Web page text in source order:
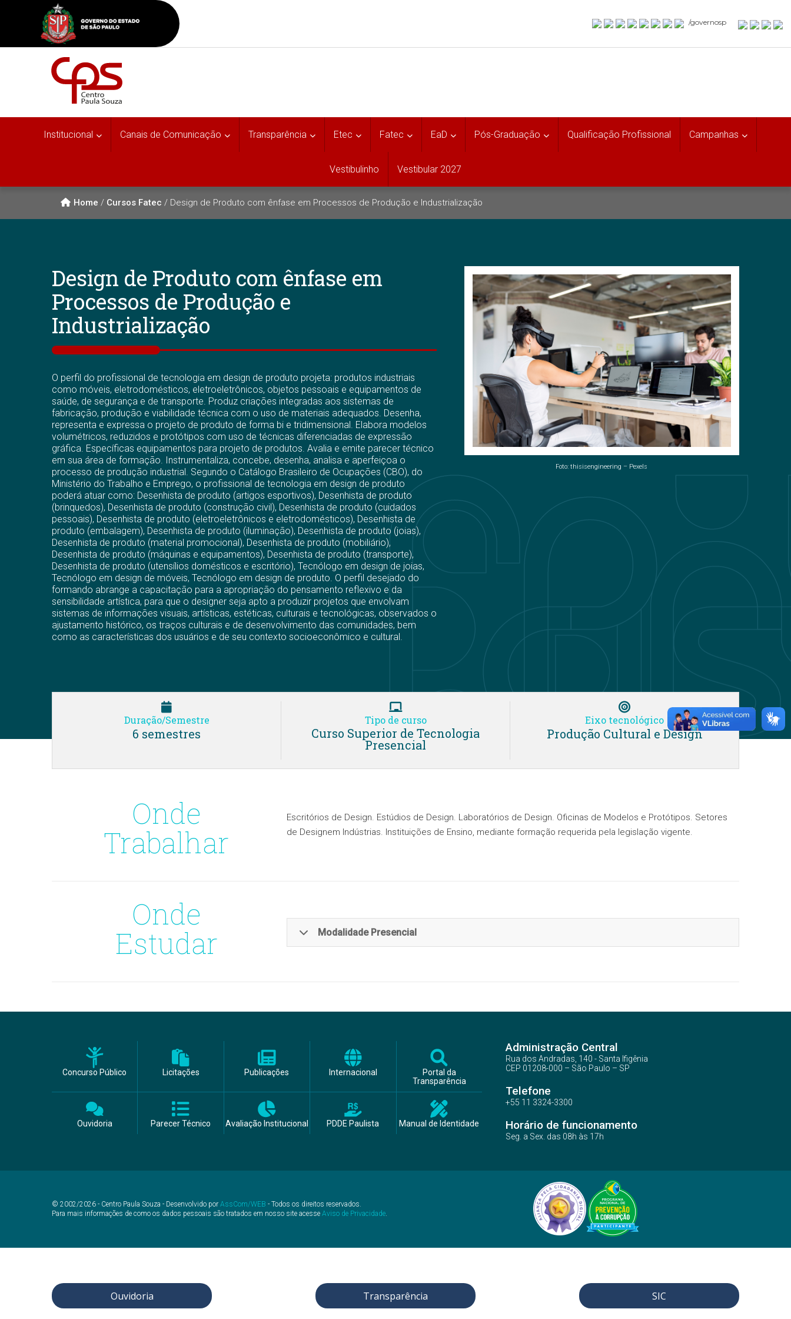
/governosp
Institucional Canais de Comunicação Transparência Etec Fatec EaD Pós-Graduação Qualificação Profissional Campanhas
Vestibulinho Vestibular 2027
Home / Cursos Fatec / Design de Produto com ênfase em Processos de Produção e Industrialização
Foto: thisisengineering – Pexels
Design de Produto com ênfase em
Processos de Produção e
Industrialização
O perfil do profissional de tecnologia em design de produto projeta: produtos industriais
como móveis, eletrodomésticos, eletroeletrônicos, objetos pessoais e equipamentos de
saúde, de segurança e de transporte. Produz criações integradas aos sistemas de
fabricação, produção e viabilidade técnica com o uso de materiais adequados. Desenha,
representa e expressa o projeto de produto de forma bi e tridimensional. Elabora modelos
volumétricos, reduzidos e protótipos com uso de técnicas diferenciadas de expressão
gráfica. Específicas equipamentos para projeto de produtos. Avalia e emite parecer técnico
em sua área de formação. Instrumentaliza, concebe, desenha, analisa e aperfeiçoa o
processo de produção industrial. Segundo o Catálogo Brasileiro de Ocupações (CBO), do
Ministério do Trabalho e Emprego, o profissional de tecnologia em design de produto
poderá atuar como: Desenhista de produto (artigos esportivos), Desenhista de produto
(brinquedos), Desenhista de produto (construção civil), Desenhista de produto (cuidados
pessoais), Desenhista de produto (eletroeletrônicos e eletrodomésticos), Desenhista de
produto (embalagem), Desenhista de produto (iluminação), Desenhista de produto (joias),
Desenhista de produto (material promocional), Desenhista de produto (mobiliário),
Desenhista de produto (máquinas e equipamentos), Desenhista de produto (transporte),
Desenhista de produto (utensílios domésticos e escritório), Tecnólogo em design de joias,
Tecnólogo em design de móveis, Tecnólogo em design de produto. O perfil desejado do
formando abrange a capacitação para a apropriação do pensamento reflexivo e da
sensibilidade artística, para que o designer seja apto a produzir projetos que envolvam
sistemas de informações visuais, artísticas, estéticas, culturais e tecnológicas, observados o
ajustamento histórico, os traços culturais e de desenvolvimento das comunidades, bem
como as características dos usuários e de seu contexto socioeconômico e cultural.
Duração/Semestre
6 semestres
Tipo de curso
Curso Superior de Tecnologia
Presencial
Eixo tecnológico
Produção Cultural e Design
Onde
Trabalhar
Escritórios de Design. Estúdios de Design. Laboratórios de Design. Oficinas de Modelos e Protótipos. Setores
de Designem Indústrias. Instituições de Ensino, mediante formação requerida pela legislação vigente.
Onde
Estudar Modalidade Presencial
Concurso Público Licitações Publicações Internacional
Portal da
Transparência
Ouvidoria Parecer Técnico Avaliação Institucional PDDE Paulista Manual de Identidade
Administração Central
Rua dos Andradas, 140 - Santa Ifigênia
CEP 01208-000 – São Paulo – SP
Telefone
+55 11 3324-3300
Horário de funcionamento
Seg. a Sex. das 08h às 17h
© 2002/2026 - Centro Paula Souza - Desenvolvido por AssCom/WEB - Todos os direitos reservados.
Para mais informações de como os dados pessoais são tratados em nosso site acesse Aviso de Privacidade
Ouvidoria Transparência SIC